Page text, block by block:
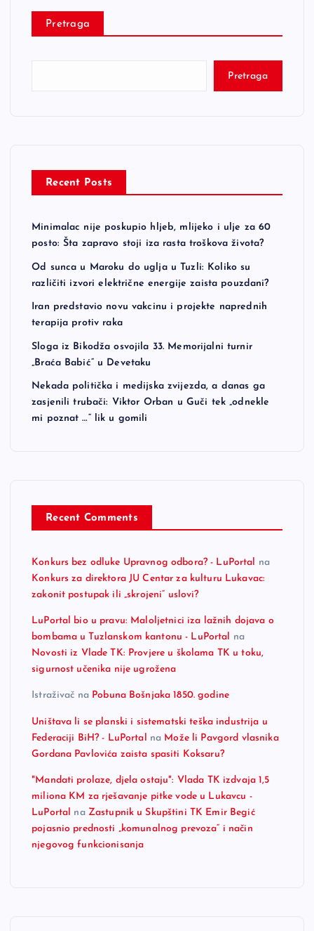
Pretraga
Pretraga
Recent Posts
Minimalac nije poskupio hljeb, mlijeko i ulje za 60
posto: Šta zapravo stoji iza rasta troškova života?
Od sunca u Maroku do uglja u Tuzli: Koliko su
različiti izvori električne energije zaista pouzdani?
Iran predstavio novu vakcinu i projekte naprednih
terapija protiv raka
Sloga iz Bikodža osvojila 33. Memorijalni turnir
„Braća Babić“ u Devetaku
Nekada politička i medijska zvijezda, a danas ga
zasjenili trubači: Viktor Orban u Guči tek „odnekle
mi poznat …“ lik u gomili
Recent Comments
Konkurs bez odluke Upravnog odbora? - LuPortal na
Konkurs za direktora JU Centar za kulturu Lukavac:
zakonit postupak ili „skrojeni“ uslovi?
LuPortal bio u pravu: Maloljetnici iza lažnih dojava o
bombama u Tuzlanskom kantonu - LuPortal na
Novosti iz Vlade TK: Provjere u školama TK u toku,
sigurnost učenika nije ugrožena
Istraživač na Pobuna Bošnjaka 1850. godine
Uništava li se planski i sistematski teška industrija u
Federaciji BiH? - LuPortal
na Može li Pavgord vlasnika
Gordana Pavlovića zaista spasiti Koksaru?
"Mandati prolaze, djela ostaju": Vlada TK izdvaja 1,5
miliona KM za rješavanje pitke vode u Lukavcu -
LuPortal na Zastupnik u Skupštini TK Emir Begić
pojasnio prednosti „komunalnog prevoza“ i način
njegovog funkcionisanja